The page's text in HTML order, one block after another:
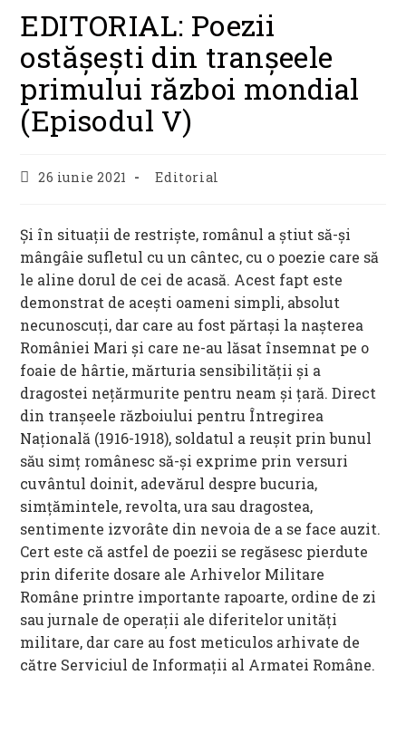
EDITORIAL: Poezii
ostășești din tranșeele
primului război mondial
(Episodul V)
Post26 iunie 2021
Post
Editorial
Și în situații de restriște, românul a știut să-și
mângâie sufletul cu un cântec, cu o poezie care să
le aline dorul de cei de acasă. Acest fapt este
demonstrat de acești oameni simpli, absolut
necunoscuți, dar care au fost părtași la nașterea
României Mari și care ne-au lăsat însemnat pe o
foaie de hârtie, mărturia sensibilității și a
dragostei nețărmurite pentru neam și țară. Direct
din tranșeele războiului pentru Întregirea
Națională (1916-1918), soldatul a reușit prin bunul
său simț românesc să-și exprime prin versuri
cuvântul doinit, adevărul despre bucuria,
simțămintele, revolta, ura sau dragostea,
sentimente izvorâte din nevoia de a se face auzit.
Cert este că astfel de poezii se regăsesc pierdute
prin diferite dosare ale Arhivelor Militare
Române printre importante rapoarte, ordine de zi
sau jurnale de operații ale diferitelor unități
militare, dar care au fost meticulos arhivate de
către Serviciul de Informații al Armatei Române.